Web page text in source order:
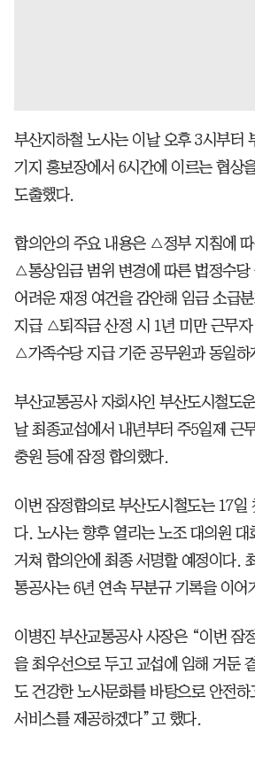
부산지하철 노사는 이날 오후 3시부터
기지 홍보장에서 6시간에 이르는 협상
도출했다.
합의안의 주요 내용은 △정부 지침에
△통상임금 범위 변경에 따른 법정수
어려운 재정 여건을 감안해 임금 소급
지급 △퇴직금 산정 시 1년 미만 근무자
△가족수당 지급 기준 공무원과 동일하
부산교통공사 자회사인 부산도시철도
날 최종교섭에서 내년부터 주5일제 근
충원 등에 잠정 합의했다.
이번 잠정합의로 부산도시철도는 17일
다. 노사는 향후 열리는 노조 대의원 대
거쳐 합의안에 최종 서명할 예정이다.
통공사는 6년 연속 무분규 기록을 이어
이병진 부산교통공사 사장은 “이번 잠
을 최우선으로 두고 교섭에 임해 거둔
도 건강한 노사문화를 바탕으로 안전
서비스를 제공하겠다”고 했다.